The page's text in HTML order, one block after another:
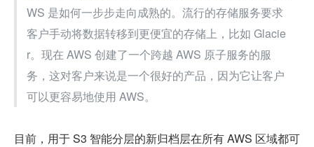
WS 是如何一步步走向成熟的。流行的存储服务要求
客户手动将数据转移到更便宜的存储上，比如 Glacie
r。现在 AWS 创建了一个跨越 AWS 原子服务的服
务，这对客户来说是一个很好的产品，因为它让客户
可以更容易地使用 AWS。
目前，用于 S3 智能分层的新归档层在所有 AWS 区域都可